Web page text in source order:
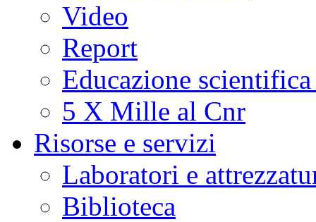
Video
Report
Educazione
5 X Mille al Cnr
Risorse e servizi
Laboratori e
Biblioteca